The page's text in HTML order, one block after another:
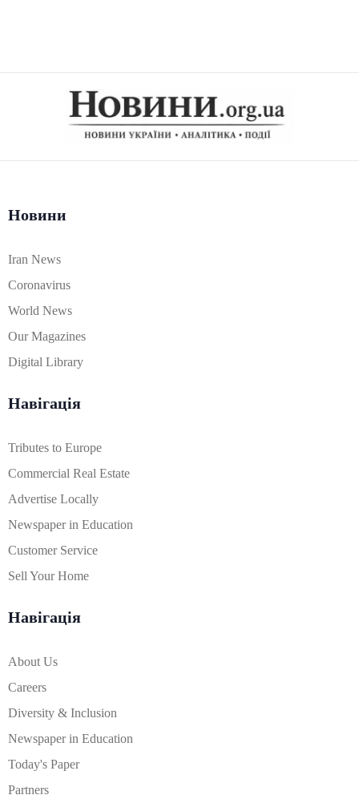
Новини
Iran News
Coronavirus
World News
Our Magazines
Digital Library
Навігація
Tributes to Europe
Commercial Real Estate
Advertise Locally
Newspaper in Education
Customer Service
Sell Your Home
Навігація
About Us
Careers
Diversity & Inclusion
Newspaper in Education
Today's Paper
Partners